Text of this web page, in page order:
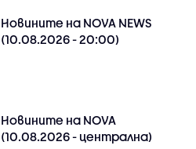
Новините на NOVA NEWS
(10.08.2026 - 20:00)
Новините на NOVA
(10.08.2026 - централна)